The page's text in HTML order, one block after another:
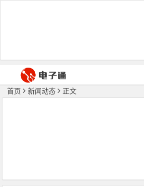
首页 新闻动态 正文